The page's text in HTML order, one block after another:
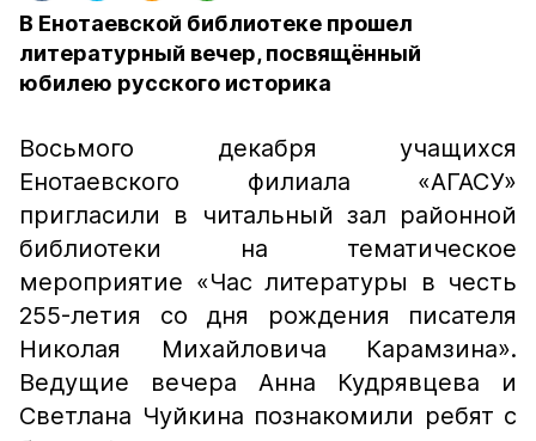
В Енотаевской библиотеке прошел
литературный вечер, посвящённый
юбилею русского историка
Восьмого декабря учащихся
Енотаевского филиала «АГАСУ»
пригласили в читальный зал районной
библиотеки на тематическое
мероприятие «Час литературы в честь
255-летия со дня рождения писателя
Николая Михайловича Карамзина».
Ведущие вечера Анна Кудрявцева и
Светлана Чуйкина познакомили ребят с